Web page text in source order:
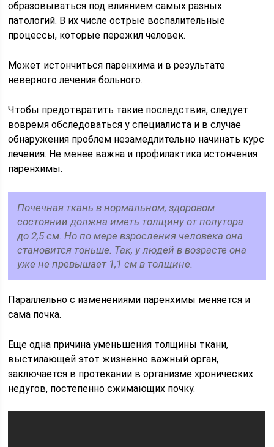
образовываться под влиянием самых разных
патологий. В их числе острые воспалительные
процессы, которые пережил человек.
Может истончиться паренхима и в результате
неверного лечения больного.
Чтобы предотвратить такие последствия, следует
вовремя обследоваться у специалиста и в случае
обнаружения проблем незамедлительно начинать курс
лечения. Не менее важна и профилактика истончения
паренхимы.
Почечная ткань в нормальном, здоровом
состоянии должна иметь толщину от полутора
до 2,5 см. Но по мере взросления человека она
становится тоньше. Так, у людей в возрасте она
уже не превышает 1,1 см в толщине.
Параллельно с изменениями паренхимы меняется и
сама почка.
Еще одна причина уменьшения толщины ткани,
выстилающей этот жизненно важный орган,
заключается в протекании в организме хронических
недугов, постепенно сжимающих почку.